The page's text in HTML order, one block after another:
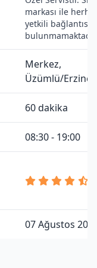
markası ile
yetkili bağlantısı
Merkez,
Üzümlü/
60 dakika
08:30 - 19:00
07 Ağustos